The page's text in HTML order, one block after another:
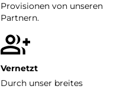
Provisionen von unseren
Partnern.
Vernetzt
Durch unser breites